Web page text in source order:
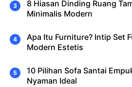
8 Hiasan Dinding Ruang
Minimalis Modern
Apa Itu Furniture? Intip Set
Modern Estetis
10 Pilihan Sofa Santai
Nyaman Ideal